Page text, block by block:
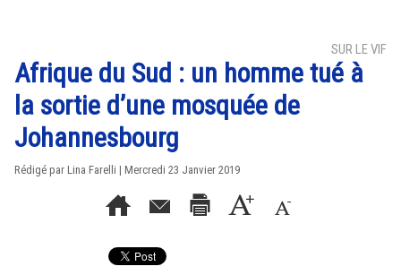
SUR LE VIF
Afrique du Sud : un homme tué à
la sortie d’une mosquée de
Johannesbourg
Rédigé par Lina Farelli | Mercredi 23 Janvier 2019